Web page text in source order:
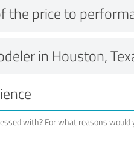
the price to
in Houston,